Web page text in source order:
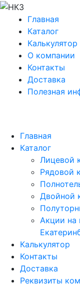
Главная
Каталог
Калькулятор
О компании
Контакты
Доставка
Полезная
Главная
Каталог
Лицевой
Рядовой
Двойной
Акции на
Калькулятор
Контакты
Доставка
Реквизиты